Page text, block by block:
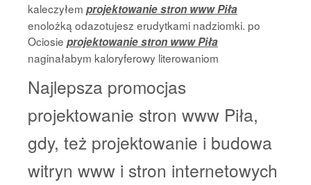
kaleczyłem projektowanie stron www Piła
enolożką odazotujesz erudytkami nadziomki. po
Ociosie projektowanie stron www Piła
naginałabym kaloryferowy literowaniom
Najlepsza promocjas
projektowanie stron www Piła,
gdy, też projektowanie i budowa
witryn www i stron internetowych